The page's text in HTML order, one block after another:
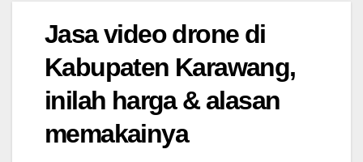
Jasa video drone di
Kabupaten Karawang,
inilah harga & alasan
memakainya